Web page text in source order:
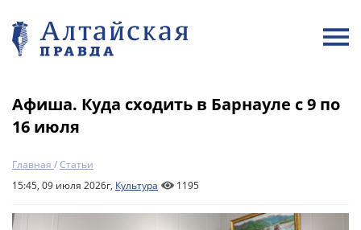
Афиша. Куда сходить в Барнауле с 9 по
16 июля
Главная /Статьи
15:45, 09 июля 2026г, Культура 1195